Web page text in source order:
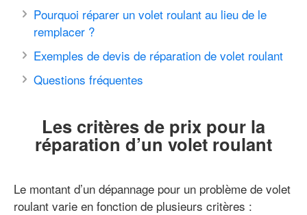
Pourquoi réparer un volet roulant au lieu de le
remplacer ?
Exemples de devis de réparation de volet roulant
Questions fréquentes
Les critères de prix pour la
réparation d’un volet roulant
Le montant d’un dépannage pour un problème de volet
roulant varie en fonction de plusieurs critères :